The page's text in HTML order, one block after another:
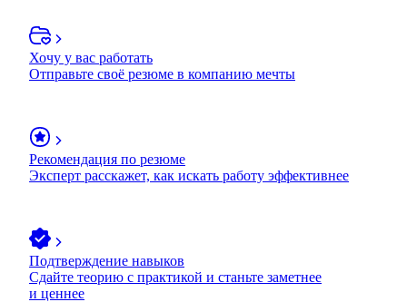
Хочу у вас работать
Отправьте своё резюме в компанию мечты
Рекомендация по резюме
Эксперт расскажет, как искать работу эффективнее
Подтверждение навыков
Сдайте теорию с практикой и станьте заметнее
и ценнее